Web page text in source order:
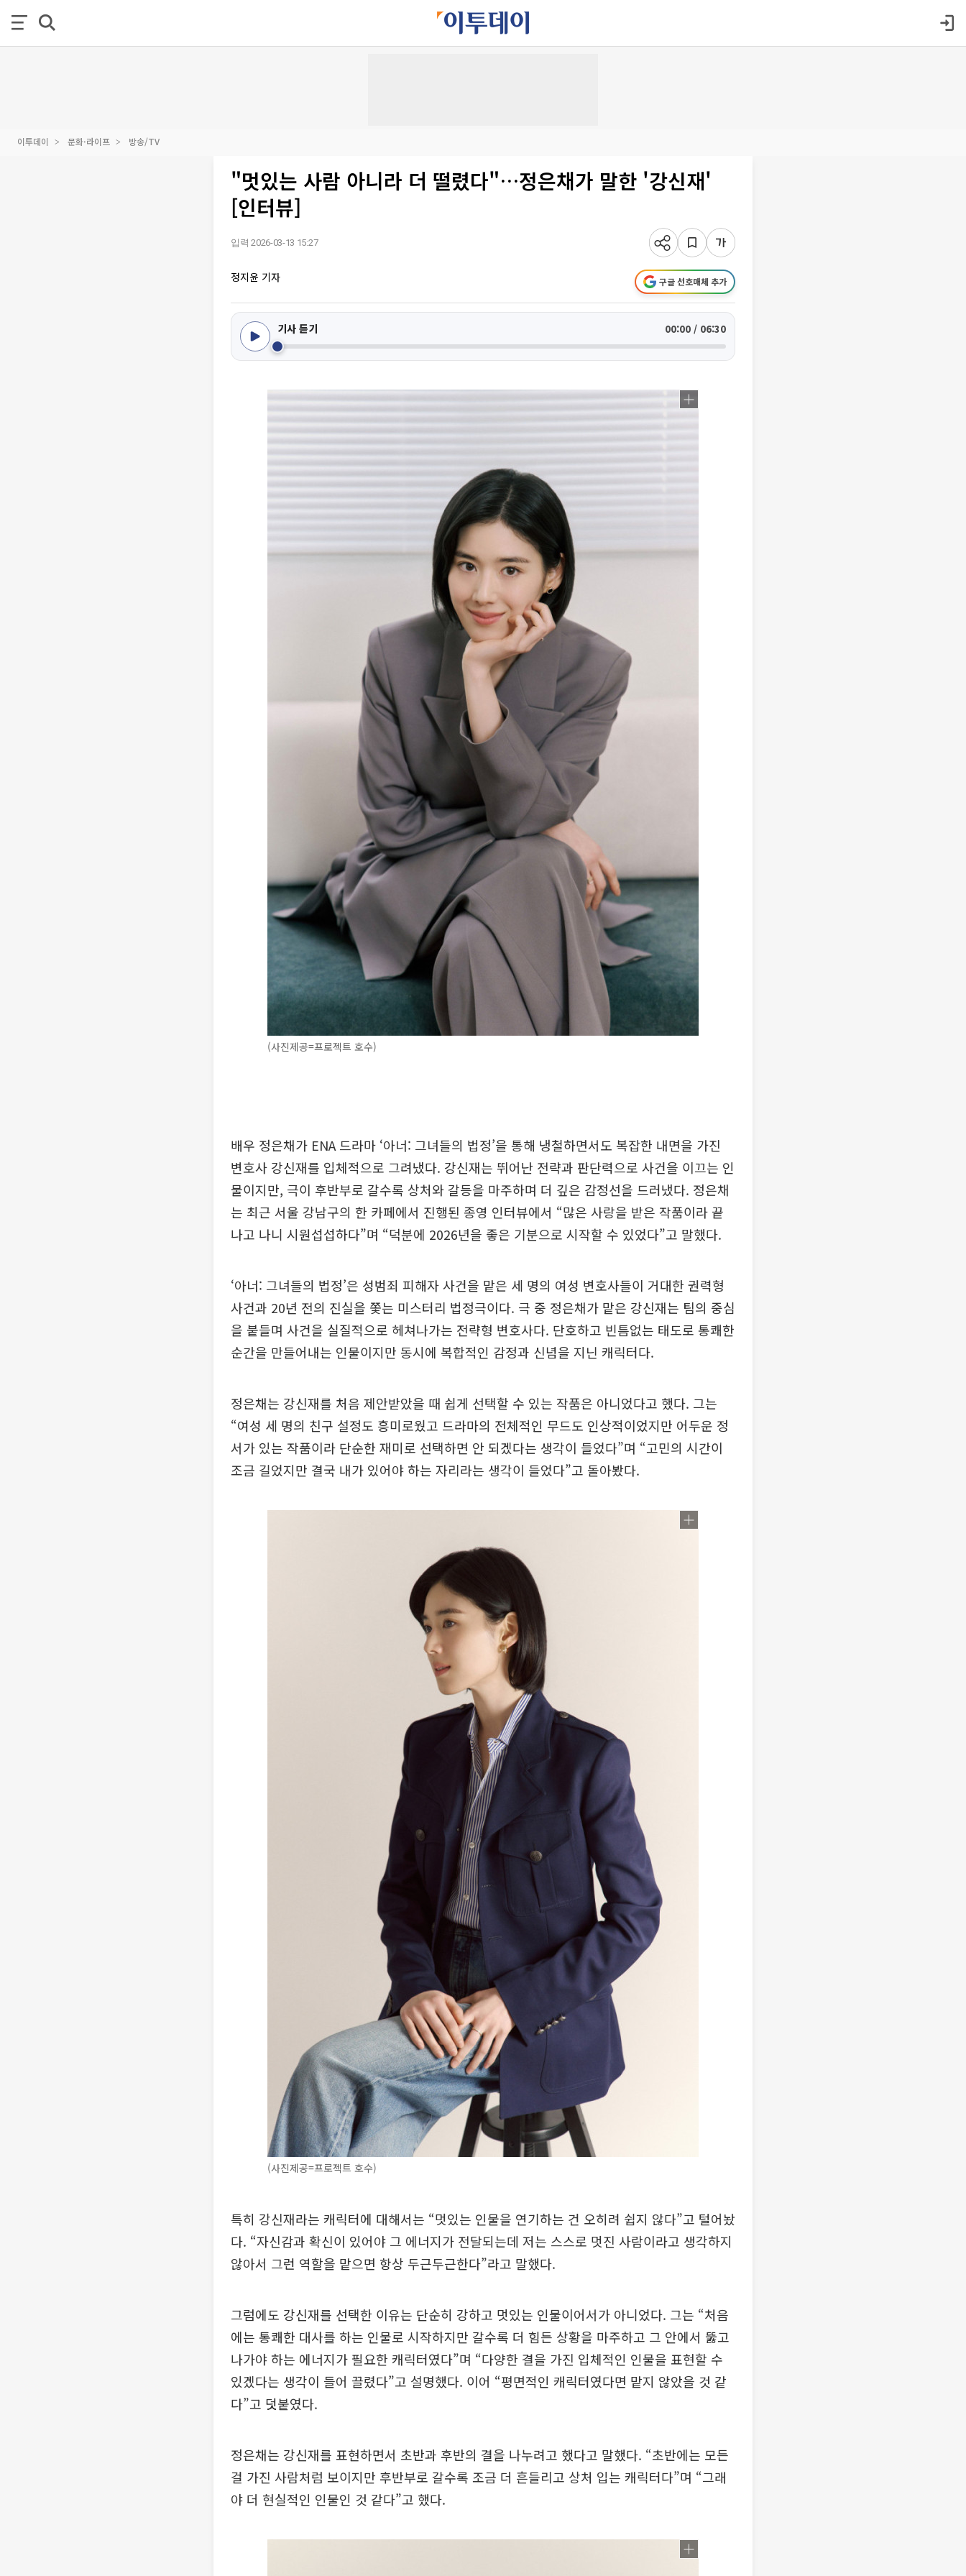
이투데이 문화·라이프 방송/TV
"멋있는 사람 아니라 더 떨렸다"…정은채가 말한 '강신재'
[인터뷰]
입력 2026-03-13 15:27
정지윤 기자 구글 선호매체 추가
기사 듣기 00:00 / 06:30
(사진제공=프로젝트 호수)
배우 정은채가 ENA 드라마 ‘아너: 그녀들의 법정’을 통해 냉철하면서도 복잡한 내면을 가진
변호사 강신재를 입체적으로 그려냈다. 강신재는 뛰어난 전략과 판단력으로 사건을 이끄는 인
물이지만, 극이 후반부로 갈수록 상처와 갈등을 마주하며 더 깊은 감정선을 드러냈다. 정은채
는 최근 서울 강남구의 한 카페에서 진행된 종영 인터뷰에서 “많은 사랑을 받은 작품이라 끝
나고 나니 시원섭섭하다”며 “덕분에 2026년을 좋은 기분으로 시작할 수 있었다”고 말했다.
‘아너: 그녀들의 법정’은 성범죄 피해자 사건을 맡은 세 명의 여성 변호사들이 거대한 권력형
사건과 20년 전의 진실을 쫓는 미스터리 법정극이다. 극 중 정은채가 맡은 강신재는 팀의 중심
을 붙들며 사건을 실질적으로 헤쳐나가는 전략형 변호사다. 단호하고 빈틈없는 태도로 통쾌한
순간을 만들어내는 인물이지만 동시에 복합적인 감정과 신념을 지닌 캐릭터다.
정은채는 강신재를 처음 제안받았을 때 쉽게 선택할 수 있는 작품은 아니었다고 했다. 그는
“여성 세 명의 친구 설정도 흥미로웠고 드라마의 전체적인 무드도 인상적이었지만 어두운 정
서가 있는 작품이라 단순한 재미로 선택하면 안 되겠다는 생각이 들었다”며 “고민의 시간이
조금 길었지만 결국 내가 있어야 하는 자리라는 생각이 들었다”고 돌아봤다.
(사진제공=프로젝트 호수)
특히 강신재라는 캐릭터에 대해서는 “멋있는 인물을 연기하는 건 오히려 쉽지 않다”고 털어놨
다. “자신감과 확신이 있어야 그 에너지가 전달되는데 저는 스스로 멋진 사람이라고 생각하지
않아서 그런 역할을 맡으면 항상 두근두근한다”라고 말했다.
그럼에도 강신재를 선택한 이유는 단순히 강하고 멋있는 인물이어서가 아니었다. 그는 “처음
에는 통쾌한 대사를 하는 인물로 시작하지만 갈수록 더 힘든 상황을 마주하고 그 안에서 뚫고
나가야 하는 에너지가 필요한 캐릭터였다”며 “다양한 결을 가진 입체적인 인물을 표현할 수
있겠다는 생각이 들어 끌렸다”고 설명했다. 이어 “평면적인 캐릭터였다면 맡지 않았을 것 같
다”고 덧붙였다.
정은채는 강신재를 표현하면서 초반과 후반의 결을 나누려고 했다고 말했다. “초반에는 모든
걸 가진 사람처럼 보이지만 후반부로 갈수록 조금 더 흔들리고 상처 입는 캐릭터다”며 “그래
야 더 현실적인 인물인 것 같다”고 했다.